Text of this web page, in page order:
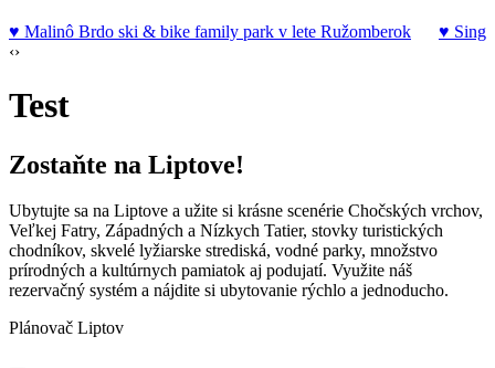
♥ Malinô Brdo ski & bike family park v lete Ružomberok ♥
‹›
Test
Zostaňte na Liptove!
Ubytujte sa na Liptove a užite si krásne scenérie Chočských vrchov,
Veľkej Fatry, Západných a Nízkych Tatier, stovky turistických
chodníkov, skvelé lyžiarske strediská, vodné parky, množstvo
prírodných a kultúrnych pamiatok aj podujatí. Využite náš
rezervačný systém a nájdite si ubytovanie rýchlo a jednoducho.
Plánovač Liptov